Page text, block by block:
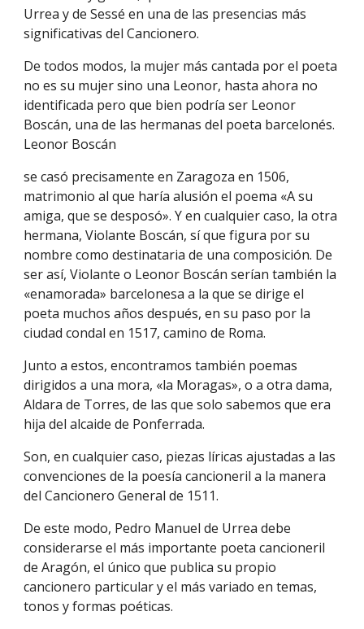
Urrea y de Sessé en una de las presencias más
significativas del Cancionero.
De todos modos, la mujer más cantada por el poeta
no es su mujer sino una Leonor, hasta ahora no
identificada pero que bien podría ser Leonor
Boscán, una de las hermanas del poeta barcelonés.
Leonor Boscán
se casó precisamente en Zaragoza en 1506,
matrimonio al que haría alusión el poema «A su
amiga, que se desposó». Y en cualquier caso, la otra
hermana, Violante Boscán, sí que figura por su
nombre como destinataria de una composición. De
ser así, Violante o Leonor Boscán serían también la
«enamorada» barcelonesa a la que se dirige el
poeta muchos años después, en su paso por la
ciudad condal en 1517, camino de Roma.
Junto a estos, encontramos también poemas
dirigidos a una mora, «la Moragas», o a otra dama,
Aldara de Torres, de las que solo sabemos que era
hija del alcaide de Ponferrada.
Son, en cualquier caso, piezas líricas ajustadas a las
convenciones de la poesía cancioneril a la manera
del Cancionero General de 1511.
De este modo, Pedro Manuel de Urrea debe
considerarse el más importante poeta cancioneril
de Aragón, el único que publica su propio
cancionero particular y el más variado en temas,
tonos y formas poéticas.